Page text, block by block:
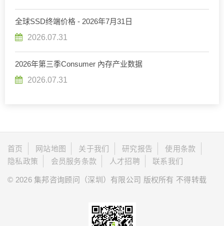
全球SSD终端价格 - 2026年7月31日
2026.07.31
2026年第三季Consumer 內存产业数据
2026.07.31
首页 网站地图 关于我们 研究报告
使用条款
隐私政策
会员服务条款 人才招聘 联系我们
© 2026 集邦咨询顾问（深圳）有限公司 版权所有 不得转载